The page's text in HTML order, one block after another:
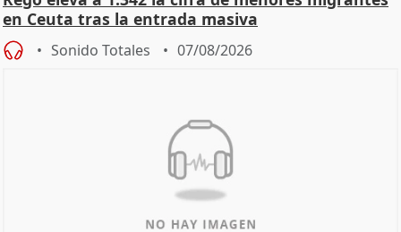
en Ceuta tras la entrada masiva
Sonido Totales 07/08/2026